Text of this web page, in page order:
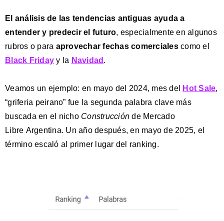
El análisis de las tendencias antiguas ayuda a
entender y predecir el futuro, especialmente en algunos
rubros o para aprovechar fechas comerciales como el
Black Friday y la Navidad .
Veamos un ejemplo: en mayo del 2024, mes del Hot Sale,
“griferia peirano” fue la segunda palabra clave más
buscada en el nicho Construcción de Mercado
Libre Argentina. Un año después, en mayo de 2025, el
término escaló al primer lugar del ranking.